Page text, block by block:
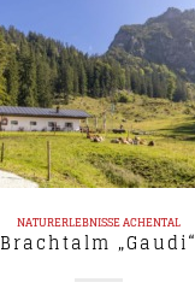
NATURERLEBNISSEACHENTAL
Brachtalm „Gaudi“